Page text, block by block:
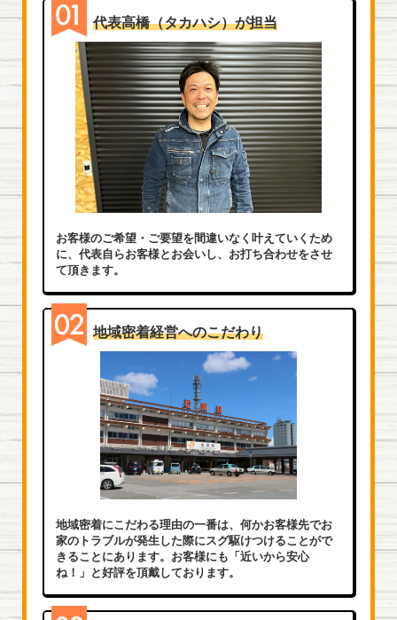
代表高橋（タカハシ）が担当
お客様のご希望・ご要望を間違いなく叶えていくため
に、代表自らお客様とお会いし、お打ち合わせをさせ
て頂きます。
地域密着経営へのこだわり
地域密着にこだわる理由の一番は、何かお客様先でお
家のトラブルが発生した際にスグ駆けつけることがで
きることにあります。お客様にも「近いから安心
ね！」と好評を頂戴しております。